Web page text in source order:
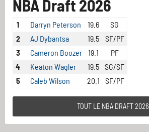
NBA Draft 2026
1 Darryn Peterson 19.6
SG
2
AJ Dybantsa 19.5
SF/PF
3
Cameron Boozer 19.1
PF
4
Keaton Wagler 19.5 SG/SF
5
Caleb Wilson 20.1 SF/PF
TOUT LE NBA DRAFT 2026